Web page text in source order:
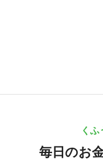
くふ
毎日のお金